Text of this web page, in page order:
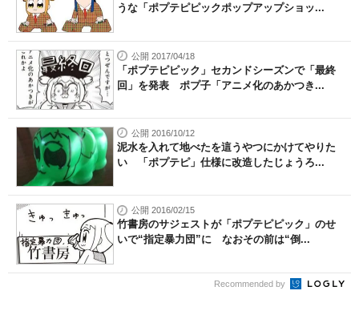
うな「ポプテピピックポップアップショッ...
公開 2017/04/18
「ポプテピピック」セカンドシーズンで「最終
回」を発表 ポプ子「アニメ化のあかつき...
公開 2016/10/12
泥水を入れて地べたを這うやつにかけてやりた
い 「ポプテピ」仕様に改造したじょうろ...
公開 2016/02/15
竹書房のサジェストが「ポプテピピック」のせ
いで“指定暴力団”に なおその前は“倒...
Recommended by